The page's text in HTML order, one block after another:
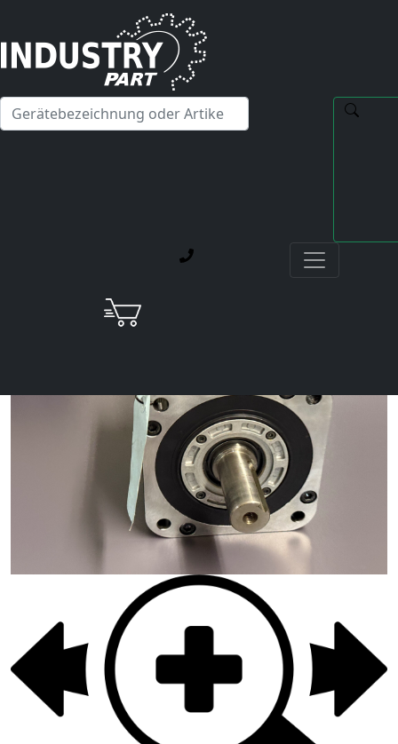
Hallo! Ich kann Ihnen gerne bei Fragen zu unseren
Servicedienstleistungen weiterhelfen.
Servomotors: Achse sackte ab durch defekte